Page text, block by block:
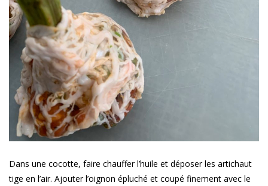
Dans une cocotte, faire chauffer l’huile et déposer les artichaut
tige en l’air. Ajouter l’oignon épluché et coupé finement avec le